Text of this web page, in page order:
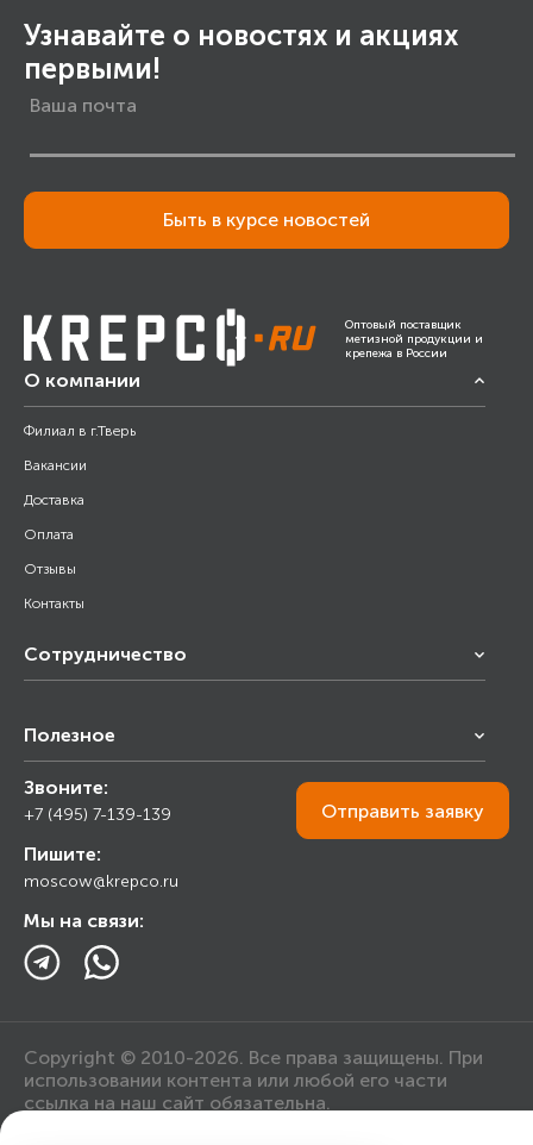
Узнавайте о новостях и акциях
первыми!
Быть в курсе новостей
Оптовый поставщик
метизной продукции и
крепежа в России
О компании
Филиал в г.Тверь
Вакансии
Доставка
Оплата
Отзывы
Контакты
Сотрудничество
Снабжение строительства
Торговым организациям
Полезное
Калькулятор
Прайс лист
Ответы на вопросы
Блог
Звоните:
+7 (495) 7-139-139
Пишите:
moscow@krepco.ru
Мы на связи:
Отправить заявку
Copyright © 2010-2026. Все права защищены. При
использовании контента или любой его части
ссылка на наш сайт обязательна.